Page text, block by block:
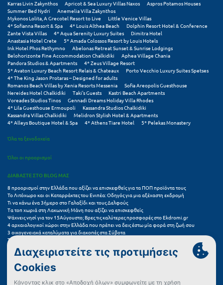
Τ
Τζουμέρκα
Τήνος
Τολό
Τριζόνια Φωκίδος
Τρίκαλα
Τρίκαλα Κορινθίας
Τρίπολη
Τυρός
Ύδρα
Φ
Φιλιατρά Μεσσηνίας
Φλώρινα
Karras Livin Zakynthos
Apricot & Sea Luxury Villas Naxos
Aspros Potamos Houses
Summer Bed Nydri
Anemelia Villa Zakynthos
Mykonos Lolita, A Grecotel Resort to Live
Little Venice Villas
4* Sofianna Resort & Spa
4* Louis Althea Beach
Dolphin Resort Hotel & Conference
Zante Vista Villas
4* Aqua Serenity Luxury Suites
Dimitra Hotel
Anastasia Hotel Crete
5* Amada Colossos Resort by Louis Hotels
Ink Hotel Phos Rethymno
Abelonas Retreat Sunset & Sunrise Lodgings
Belohorizonte Fine Accommodation Chalkidiki
Aphea Village Chania
Pandora Studios & Apartments
4* Zeus Village Resort
5* Avaton Luxury Beach Resort Relais & Chateaux
Porto Vecchio Luxury Suites Spetses
4* The King Jason Protaras – Designed for adults
Romanos Beach Villas by Xenia Resorts Messenia
Sofia Areopolis Guesthouse
Nereides Hotel Chalkidiki
Taki's Guests
Kastri Beach Apartments
Voreades Studios Tinos
Gennadi Dreams Holiday Villa Rhodes
4* Lila Guesthouse Ermoupoli
Kassandra Studios Chalkidiki
Kassandra Villas Chalkidiki
Melidron Stylish Hotel & Apartments
4* Alleys Boutique Hotel & Spa
4* Athens Tiare Hotel 5* Pelekas Monastery
Όλα τα ξενοδοχεία
Όλοι οι προορισμοί
ΔΙΑΒΑΣΤΕ ΣΤΟ BLOG ΜΑΣ
8 προορισμοί στην Ελλάδα που αξίζει να επισκεφθείς για τα ΠΟΠ προϊόντα τους
Το Λιτόχωρο και οι Καταρράκτες του Ενιπέα: Οδηγός για μια αξέχαστη εκδρομή
Τι να κάνω ένα 3ήμερο στο Γαλαξίδι και τους Δελφούς
Τα τοπ χωριά στη Λακωνική Μάνη που αξίζει να επισκεφθείς
Ψάχνεις νησί για τον 15Αύγουστο; Βρες τις καλύτερες προσφορές στο Ekdromi.gr
4 αρχαιολογικοί χώροι στην Ελλάδα που πρέπει να δεις έστω μία φορά στη ζωή σου
3 οικογενειακά καταλύματα για διακοπές στα Σύβοτα
Τα 11 καλύτερα καλοκαιρινά resorts στην Ελλάδα
7 μικρά ελληνικά νησιά για αξέχαστες καλοκαιρινές διακοπές
5+1 ινσταγκραμικές παραλίες στην Ελλάδα που αξίζουν μια θέση στο feed σου
Συχνές Ερωτήσεις (FAQs) για Ξενοδοχεία